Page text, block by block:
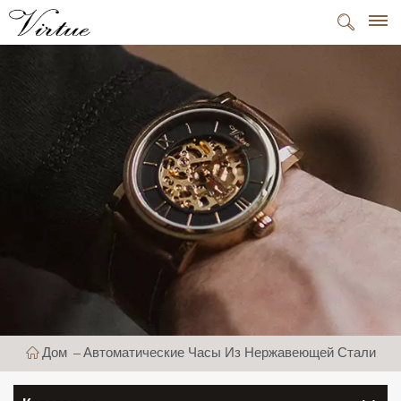
Дом Автоматические Часы Из Нержавеющей Стали